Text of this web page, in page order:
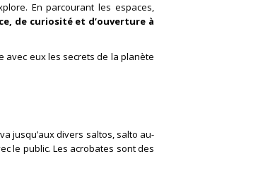
En parcourant les espaces,
de curiosité et d’ouverture à
avec eux les secrets de la planète
jusqu’aux divers saltos, salto au-
le public. Les acrobates sont des